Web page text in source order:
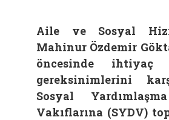
Aile ve Sosyal
Mahinur Özdemir
öncesinde ihtiyaç
gereksinimlerini
Sosyal
Vakıflarına (SYDV)